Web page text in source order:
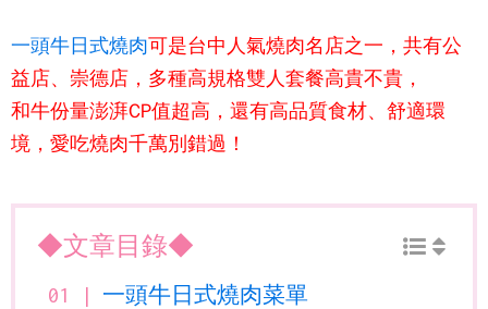
一頭牛日式燒肉可是台中人氣燒肉名店之一，共有公
益店、崇德店，多種高規格雙人套餐高貴不貴，
和牛份量澎湃CP值超高，還有高品質食材、舒適環
境，愛吃燒肉千萬別錯過！
◆文章目錄◆
一頭牛日式燒肉菜單